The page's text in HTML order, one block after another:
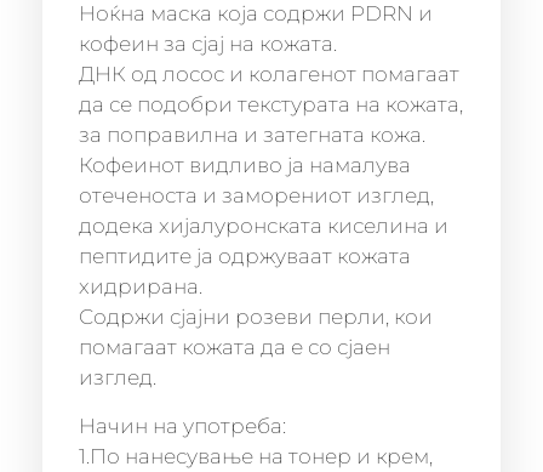
Ноќна маска која содржи PDRN и
кофеин за сјај на кожата.
ДНК од лосос и колагенот помагаат
да се подобри текстурата на кожата,
за поправилна и затегната кожа.
Кофеинот видливо ја намалува
отеченоста и заморениот изглед,
додека хијалуронската киселина и
пептидите ја одржуваат кожата
хидрирана.
Содржи сјајни розеви перли, кои
помагаат кожата да е со сјаен
изглед.
Начин на употреба:
1.По нанесување на тонер и крем,